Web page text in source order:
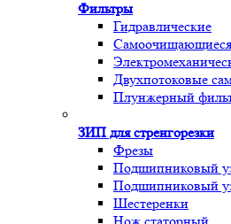
Фильтры
Гидравлические
Самоочищающиеся
Двухпотоковые
Плунжерный
ЗИП для стренгорезки
Фрезы
Подшипниковый
Подшипниковый
Шестеренки